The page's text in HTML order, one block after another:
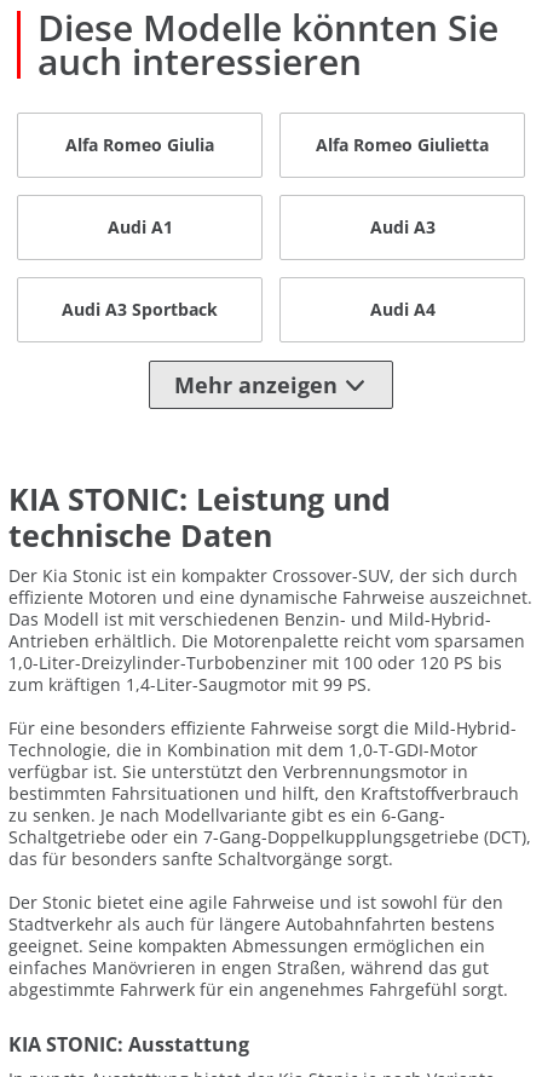
Diese Modelle könnten Sie
auch interessieren
Alfa Romeo Giulia Alfa Romeo Giulietta
Audi A1 Audi A3
Audi A3 Sportback Audi A4
Mehr anzeigen
KIA STONIC: Leistung und
technische Daten
Der Kia Stonic ist ein kompakter Crossover-SUV, der sich durch
effiziente Motoren und eine dynamische Fahrweise auszeichnet.
Das Modell ist mit verschiedenen Benzin- und Mild-Hybrid-
Antrieben erhältlich. Die Motorenpalette reicht vom sparsamen
1,0-Liter-Dreizylinder-Turbobenziner mit 100 oder 120 PS bis
zum kräftigen 1,4-Liter-Saugmotor mit 99 PS.
Für eine besonders effiziente Fahrweise sorgt die Mild-Hybrid-
Technologie, die in Kombination mit dem 1,0-T-GDI-Motor
verfügbar ist. Sie unterstützt den Verbrennungsmotor in
bestimmten Fahrsituationen und hilft, den Kraftstoffverbrauch
zu senken. Je nach Modellvariante gibt es ein 6-Gang-
Schaltgetriebe oder ein 7-Gang-Doppelkupplungsgetriebe (DCT),
das für besonders sanfte Schaltvorgänge sorgt.
Der Stonic bietet eine agile Fahrweise und ist sowohl für den
Stadtverkehr als auch für längere Autobahnfahrten bestens
geeignet. Seine kompakten Abmessungen ermöglichen ein
einfaches Manövrieren in engen Straßen, während das gut
abgestimmte Fahrwerk für ein angenehmes Fahrgefühl sorgt.
KIA STONIC: Ausstattung